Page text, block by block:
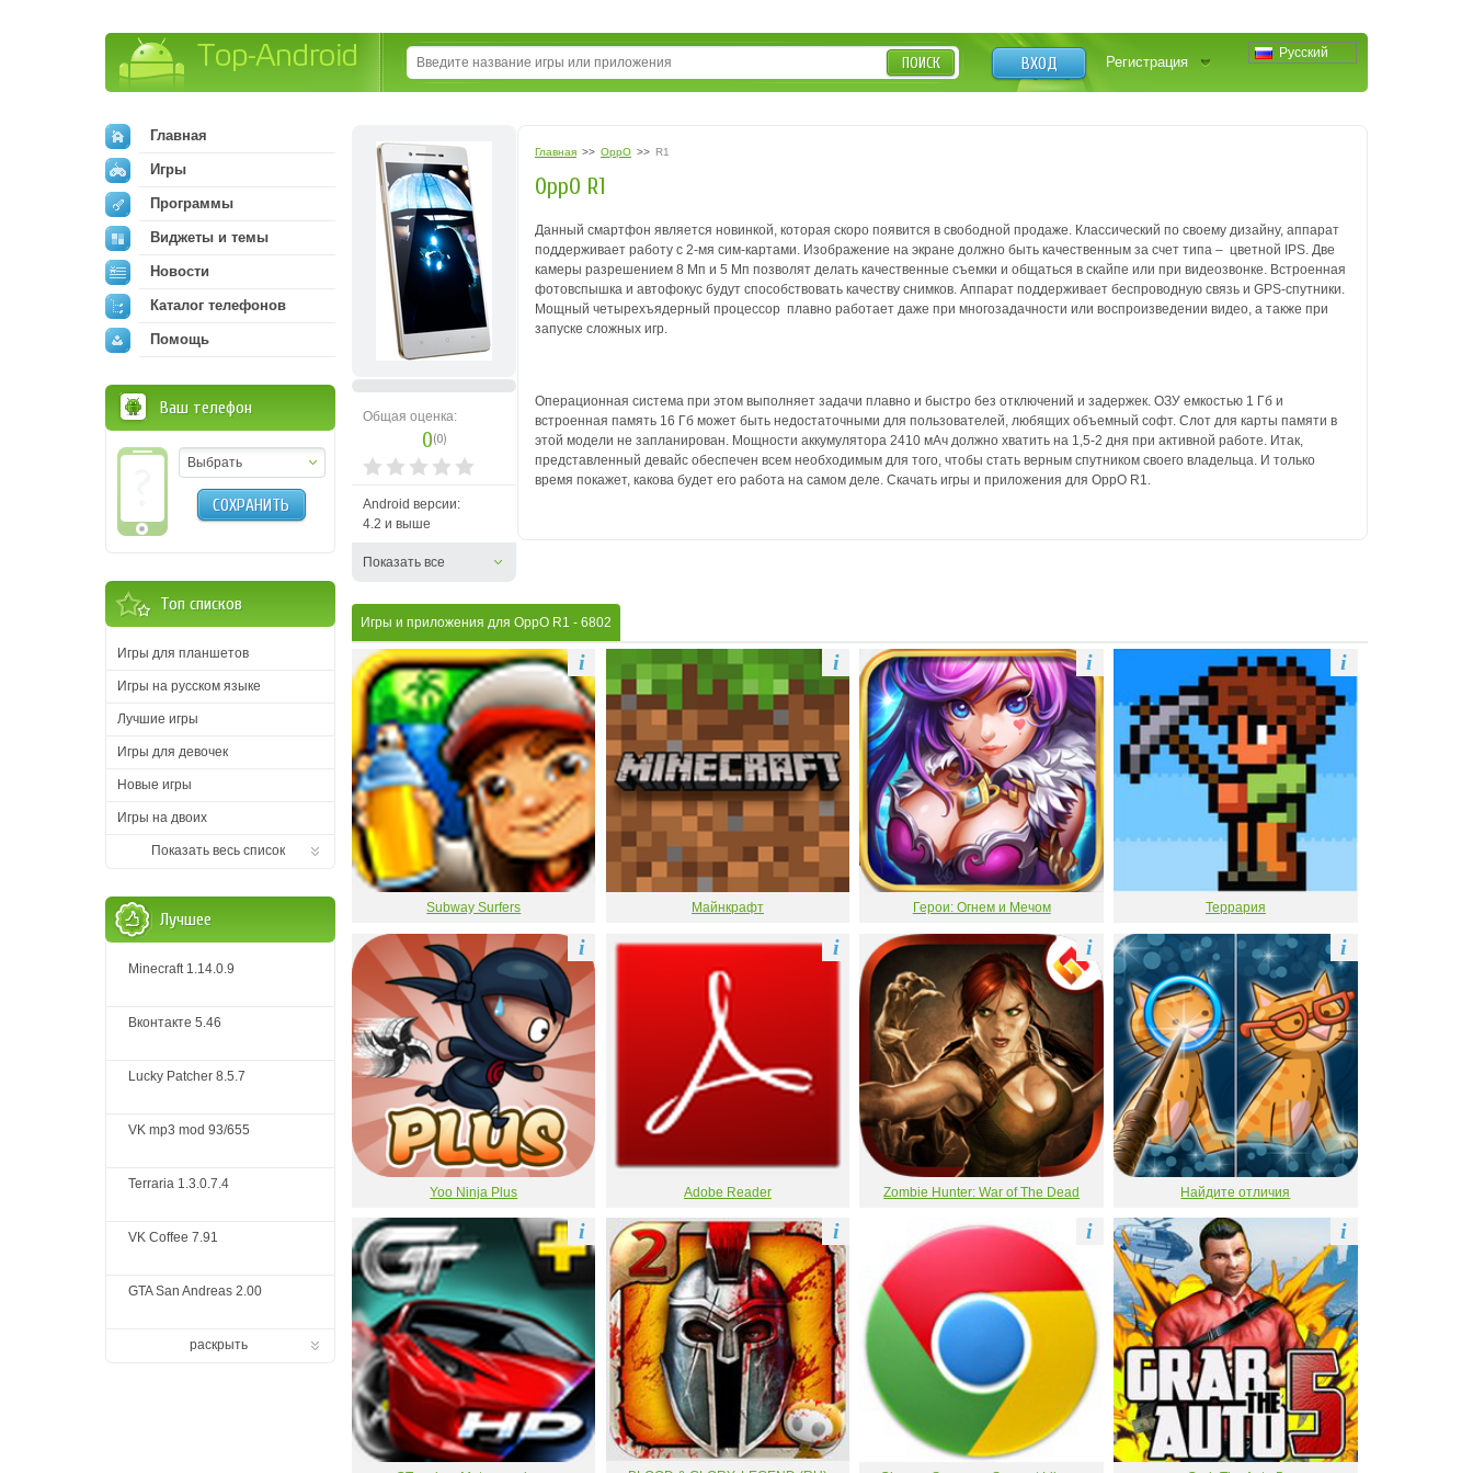
Русский
ВХОД Регистрация
ПОИСК
Общая оценка:
0(0)
Android версии:
4.2 и выше
Показать все
Главная >> OppO >> R1
OppO R1
Данный смартфон является новинкой, которая скоро появится в свободной продаже. Классический по своему дизайну, аппарат
поддерживает работу с 2-мя сим-картами. Изображение на экране должно быть качественным за счет типа – цветной IPS. Две
камеры разрешением 8 Мп и 5 Мп позволят делать качественные съемки и общаться в скайпе или при видеозвонке. Встроенная
фотовспышка и автофокус будут способствовать качеству снимков. Аппарат поддерживает беспроводную связь и GPS-спутники.
Мощный четырехъядерный процессор плавно работает даже при многозадачности или воспроизведении видео, а также при
запуске сложных игр.
Операционная система при этом выполняет задачи плавно и быстро без отключений и задержек. ОЗУ емкостью 1 Гб и
встроенная память 16 Гб может быть недостаточными для пользователей, любящих объемный софт. Слот для карты памяти в
этой модели не запланирован. Мощности аккумулятора 2410 мАч должно хватить на 1,5-2 дня при активной работе. Итак,
представленный девайс обеспечен всем необходимым для того, чтобы стать верным спутником своего владельца. И только
время покажет, какова будет его работа на самом деле. Скачать игры и приложения для OppO R1.
Игры и приложения для OppO R1 - 6802
Subway Surfers
i
Майнкрафт
i
Герои: Огнем и Мечом
i
Террария
i
Yoo Ninja Plus
i
Adobe Reader
i
Zombie Hunter: War of The Dead
i
Найдите отличия
i
i i i i
Главная
Игры
Программы
Виджеты и темы
Новости
Каталог телефонов
Помощь
Ваш телефон
Выбрать
СОХРАНИТЬ
Топ списков
Игры для планшетов
Игры на русском языке
Лучшие игры
Игры для девочек
Новые игры
Игры на двоих
Показать весь список
Лучшее
Minecraft 1.14.0.9
Вконтакте 5.46
Lucky Patcher 8.5.7
VK mp3 mod 93/655
Terraria 1.3.0.7.4
VK Coffee 7.91
GTA San Andreas 2.00
раскрыть